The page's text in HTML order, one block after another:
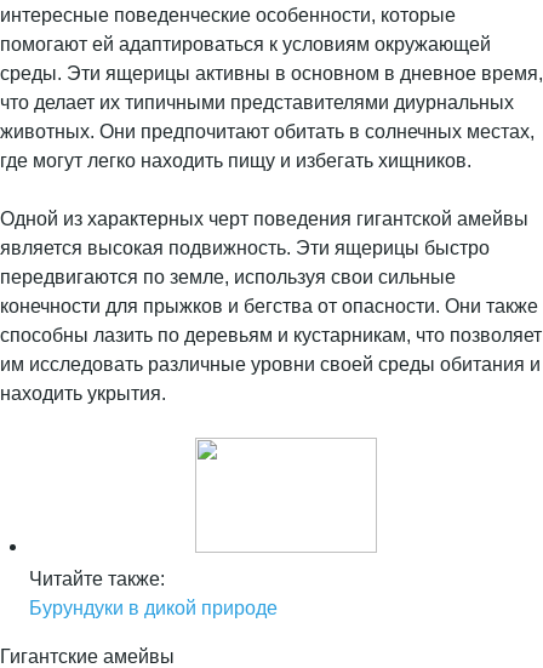
интересные поведенческие особенности, которые
помогают ей адаптироваться к условиям окружающей
среды. Эти ящерицы активны в основном в дневное время,
что делает их типичными представителями диурнальных
животных. Они предпочитают обитать в солнечных местах,
где могут легко находить пищу и избегать хищников.
Одной из характерных черт поведения гигантской амейвы
является высокая подвижность. Эти ящерицы быстро
передвигаются по земле, используя свои сильные
конечности для прыжков и бегства от опасности. Они также
способны лазить по деревьям и кустарникам, что позволяет
им исследовать различные уровни своей среды обитания и
находить укрытия.
Читайте также:
Бурундуки в дикой природе
Гигантские амейвы